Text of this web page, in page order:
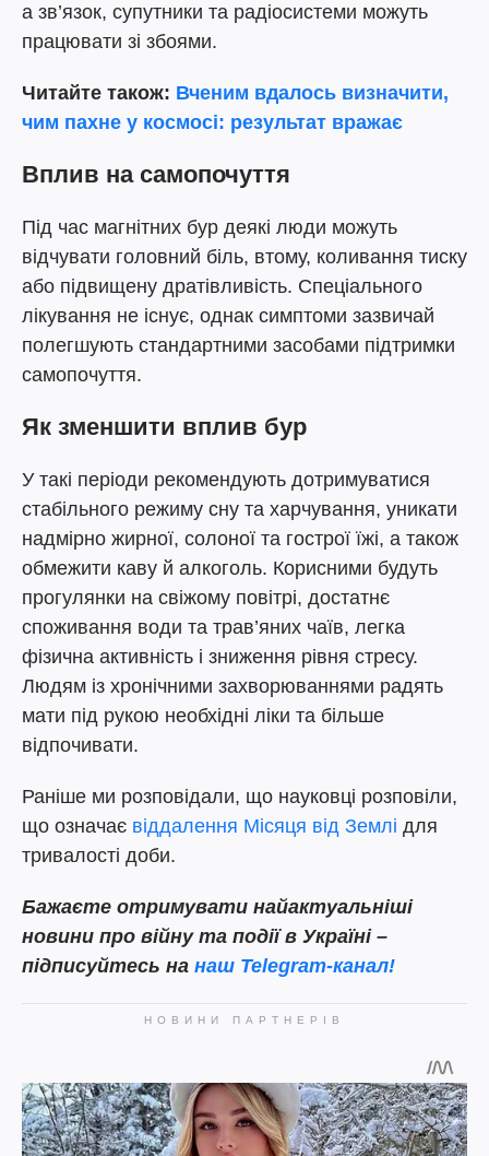
а зв’язок, супутники та радіосистеми можуть
працювати зі збоями.
Читайте також: Вченим вдалось визначити,
чим пахне у космосі: результат вражає
Вплив на самопочуття
Під час магнітних бур деякі люди можуть
відчувати головний біль, втому, коливання тиску
або підвищену дратівливість. Спеціального
лікування не існує, однак симптоми зазвичай
полегшують стандартними засобами підтримки
самопочуття.
Як зменшити вплив бур
У такі періоди рекомендують дотримуватися
стабільного режиму сну та харчування, уникати
надмірно жирної, солоної та гострої їжі, а також
обмежити каву й алкоголь. Корисними будуть
прогулянки на свіжому повітрі, достатнє
споживання води та трав’яних чаїв, легка
фізична активність і зниження рівня стресу.
Людям із хронічними захворюваннями радять
мати під рукою необхідні ліки та більше
відпочивати.
Раніше ми розповідали, що науковці розповіли,
що означає віддалення Місяця від Землі для
тривалості доби.
Бажаєте отримувати найактуальніші
новини про війну та події в Україні –
підписуйтесь на наш Telegram-канал!